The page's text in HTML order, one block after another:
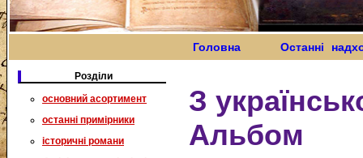
Головна Останні
Розділи
основний асортимент
останні примірники
історичні романи
З
Альбом